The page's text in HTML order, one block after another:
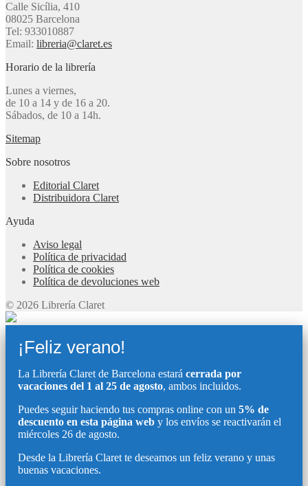
Calle Sicília, 410
08025 Barcelona
Tel: 933010887
Email: libreria@claret.es
Horario de la librería
Lunes a viernes,
de 10 a 14 y de 16 a 20.
Sábados, de 10 a 14h.
Sitemap
Sobre nosotros
Editorial Claret
Distribuidora Claret
Ayuda
Aviso legal
Política de privacidad
Política de cookies
Política de devoluciones web
© 2026 Librería Claret
¡Feliz verano!
La Librería Claret de Barcelona estará cerrada por
vacaciones del 1 al 25 de agosto, ambos incluidos.
Puedes seguir haciendo tus compras online con un 5% de
descuento en esta página web y los envíos se reactivarán el
miércoles 26 de agosto.
Desde la Librería Claret te deseamos un feliz verano y unas
buenas vacaciones.